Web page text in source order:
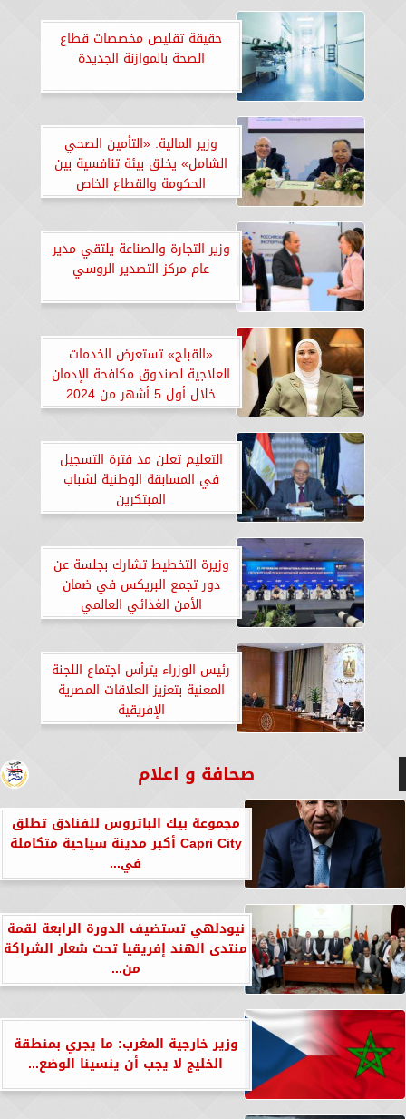
حقيقة تقليص مخصصات قطاع
الصحة بالموازنة الجديدة
وزير المالية: «التأمين الصحي
الشامل» يخلق بيئة تنافسية بين
الحكومة والقطاع الخاص
وزير التجارة والصناعة يلتقي مدير
عام مركز التصدير الروسي
«القباج» تستعرض الخدمات
العلاجية لصندوق مكافحة الإدمان
خلال أول 5 أشهر من 2024
التعليم تعلن مد فترة التسجيل
في المسابقة الوطنية لشباب
المبتكرين
وزيرة التخطيط تشارك بجلسة عن
دور تجمع البريكس في ضمان
الأمن الغذائي العالمي
رئيس الوزراء يترأس اجتماع اللجنة
المعنية بتعزيز العلاقات المصرية
الإفريقية
صحافة و اعلام
مجموعة بيك الباتروس للفنادق تطلق
Capri City أكبر مدينة سياحية متكاملة
في...
نيودلهي تستضيف الدورة الرابعة لقمة
منتدى الهند إفريقيا تحت شعار الشراكة
من...
وزير خارجية المغرب: ما يجري بمنطقة
الخليج لا يجب أن ينسينا الوضع...